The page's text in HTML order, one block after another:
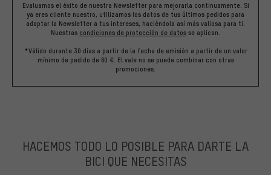
Evaluamos el éxito de nuestra Newsletter para mejorarla continuamente. Si
ya eres cliente nuestro, utilizamos los datos de tus últimos pedidos para
adaptar la Newsletter a tus intereses, haciéndola así más valiosa para ti.
Nuestras condiciones de protección de datos se aplican.
*Válido durante 30 días a partir de la fecha de emisión a partir de un valor
mínimo de pedido de 60 €. El vale no se puede combinar con otras
promociones.
HACEMOS TODO LO POSIBLE PARA DARTE LA
BICI QUE NECESITAS